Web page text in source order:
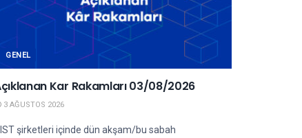
GENEL
Kar Rakamları 03/08/2026
3 AĞUSTOS 2026
şirketleri içinde dün akşam/bu sabah